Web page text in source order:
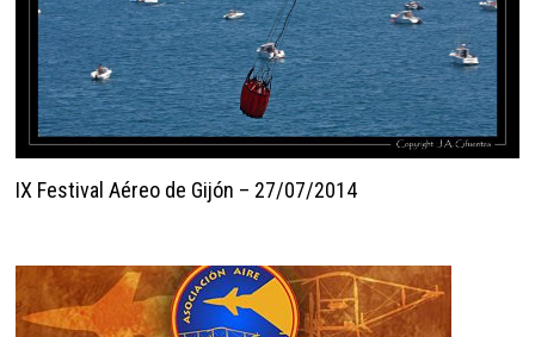
IX Festival Aéreo de Gijón – 27/07/2014